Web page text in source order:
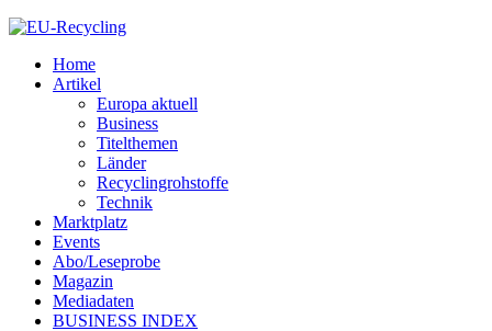
Home
Artikel
Europa aktuell
Business
Titelthemen
Länder
Recyclingrohstoffe
Technik
Marktplatz
Events
Abo/Leseprobe
Magazin
Mediadaten
BUSINESS INDEX